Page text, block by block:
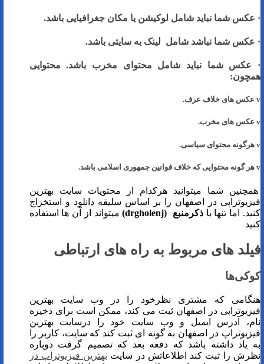
· عکس شما نباید شامل لوکیشن یا مکان جغرافیایی باشد.
· عکس شما نباشد شامل لینک به سایتی باشد.
· عکس شما نباید شامل محتوای مخرب باشد. محتوایی
همچون:
v عکس های خلاف عرف.
v عکس های مخرب.
v هرگونه محتوای سیاسی.
v هر گونه محتوایی که خلاف قوانین جمهوری اسلامی باشد.
همچنین شما میتوانید هرکدام از محتویات سایت بهترین
فیزیوتراپی در اصفهان را بر اساس سلیقه دانلود و استخراج
کنید. اما تنها باذکرمنبع (
drgholenj
)میتواند از آن ها استفاده
کنید
فیلد های مربوط به راه های ارتباطی
کوکی‌ها
هنگامی که مشتری نظرخود را در وب سایت بهترین
فیزیوتراپی در اصفهان ثبت می کند، ممکن است برای ذخیره
نام، آدرس ایمیل و وب سایت خود را درسایت بهترین
فیزیوتراپ در اصفهان به گونه ای ثبت کند که سایت، کاربر را
به یاد داشته باشد که دفعه بعد که تصمیم گرفت دوباره
نظرش را ثبت کند اطلاعاتش در سایت بهترین فیزیوتراپ در